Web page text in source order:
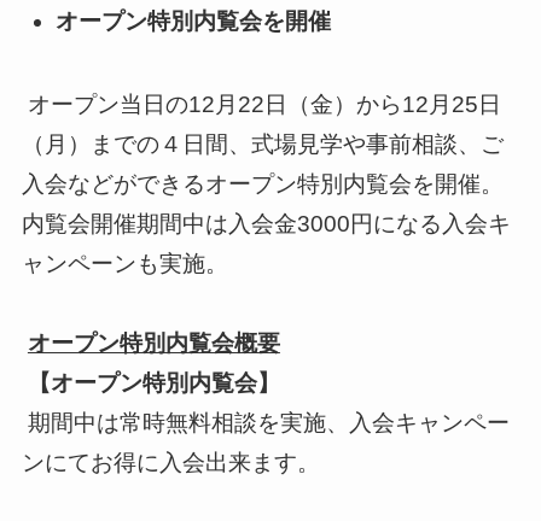
オープン特別内覧会を開催
オープン当日の12月22日（金）から12月25日
（月）までの４日間、式場見学や事前相談、ご
入会などができるオープン特別内覧会を開催。
内覧会開催期間中は入会金3000円になる入会キ
ャンペーンも実施。
オープン特別内覧会概要
【オープン特別内覧会】
期間中は常時無料相談を実施、入会キャンペー
ンにてお得に入会出来ます。